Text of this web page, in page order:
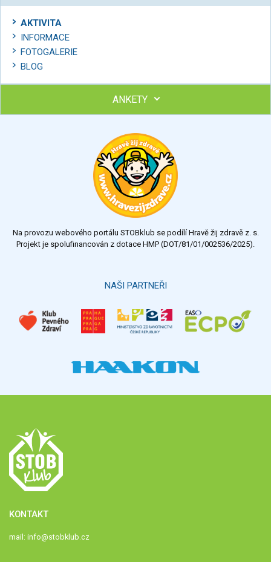
AKTIVITA
INFORMACE
FOTOGALERIE
BLOG
ANKETY
Výsledky Všechny ankety
Na provozu webového portálu STOBklub se podílí Hravě žij zdravě z. s.
Projekt je spolufinancován z dotace HMP (DOT/81/01/002536/2025).
NAŠI PARTNEŘI
KONTAKT
mail: info@stobklub.cz